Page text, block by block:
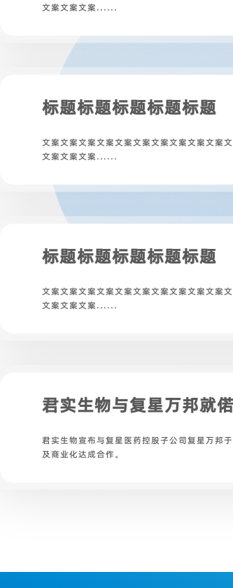
文案文案文案......
标题标题标题标题标题
文案文案文案文案文案文案文案文案文案文案
文案文案文案......
标题标题标题标题标题
文案文案文案文案文案文案文案文案文案文案
文案文案文案......
君实生物与复星万邦就
君实生物宣布与复星医药控股子公司复星万邦
及商业化达成合作。